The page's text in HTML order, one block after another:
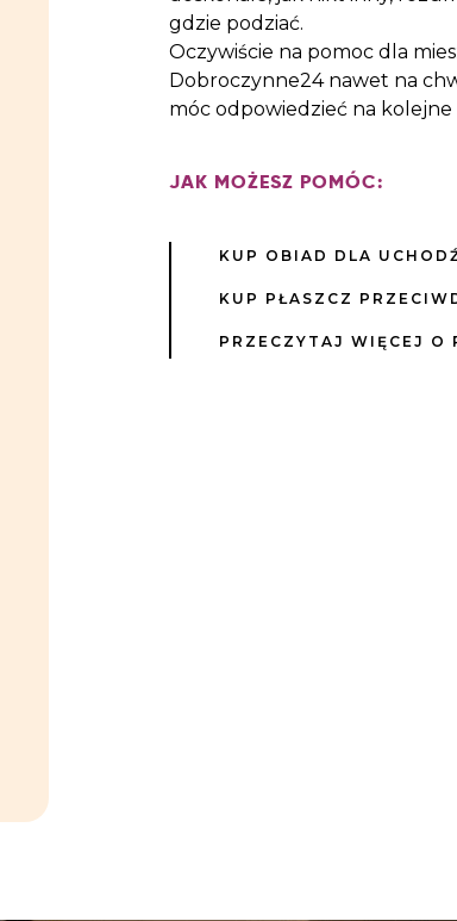
gdzie podziać.
Oczywiście na pomoc dla
Dobroczynne24 nawet na
móc odpowiedzieć na
JAK MOŻESZ POMÓC:
KUP OBIAD DLA
KUP PŁASZCZ
PRZECZYTAJ WIĘCEJ O